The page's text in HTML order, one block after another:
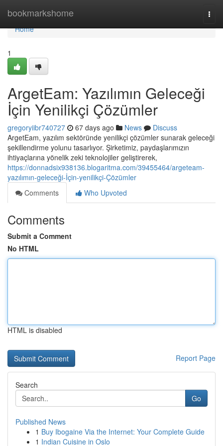
bookmarkshome
Home
Home
1
ArgetEam: Yazılımın Geleceği
İçin Yenilikçi Çözümler
gregoryiibr740727 67 days ago News
Discuss
ArgetEam, yazılım sektöründe yenilikçi çözümler sunarak geleceği
şekillendirme yolunu tasarlıyor. Şirketimiz, paydaşlarımızın
ihtiyaçlarına yönelik zeki teknolojiler geliştirerek,
https://donnadsix938136.blogaritma.com/39455464/argeteam-
yazılımın-geleceği-İçin-yenilikçi-Çözümler
Comments
Who Upvoted
Comments
Submit a Comment
No HTML
HTML is disabled
Report Page
Search
Go
Published News
1 Buy Ibogaine Via the Internet: Your Complete Guide
1 Indian Cuisine in Oslo